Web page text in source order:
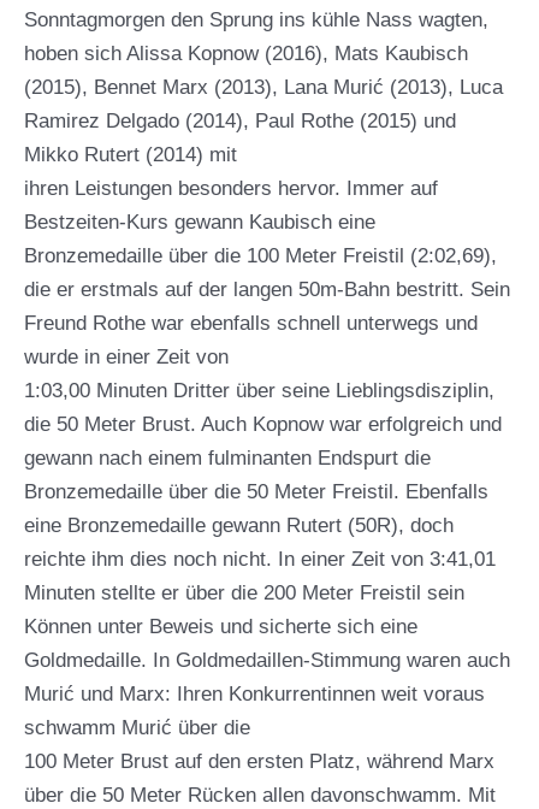
Sonntagmorgen den Sprung ins kühle Nass wagten,
hoben sich Alissa Kopnow (2016), Mats Kaubisch
(2015), Bennet Marx (2013), Lana Murić (2013), Luca
Ramirez Delgado (2014), Paul Rothe (2015) und
Mikko Rutert (2014) mit
ihren Leistungen besonders hervor. Immer auf
Bestzeiten-Kurs gewann Kaubisch eine
Bronzemedaille über die 100 Meter Freistil (2:02,69),
die er erstmals auf der langen 50m-Bahn bestritt. Sein
Freund Rothe war ebenfalls schnell unterwegs und
wurde in einer Zeit von
1:03,00 Minuten Dritter über seine Lieblingsdisziplin,
die 50 Meter Brust. Auch Kopnow war erfolgreich und
gewann nach einem fulminanten Endspurt die
Bronzemedaille über die 50 Meter Freistil. Ebenfalls
eine Bronzemedaille gewann Rutert (50R), doch
reichte ihm dies noch nicht. In einer Zeit von 3:41,01
Minuten stellte er über die 200 Meter Freistil sein
Können unter Beweis und sicherte sich eine
Goldmedaille. In Goldmedaillen-Stimmung waren auch
Murić und Marx: Ihren Konkurrentinnen weit voraus
schwamm Murić über die
100 Meter Brust auf den ersten Platz, während Marx
über die 50 Meter Rücken allen davonschwamm. Mit